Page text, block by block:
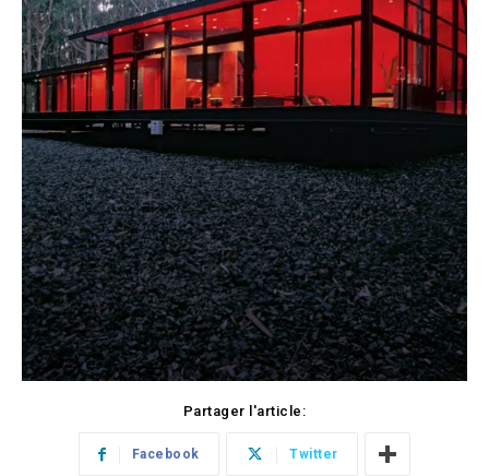
Partager l'article:
Facebook Twitter